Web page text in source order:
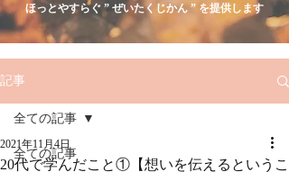
ほっとやすらぐ ” ぜいたくじかん ” を提供します
記事
全ての記事
全ての記事
20代で学んだこと①【想いを伝えるというこ
2021年11月4日